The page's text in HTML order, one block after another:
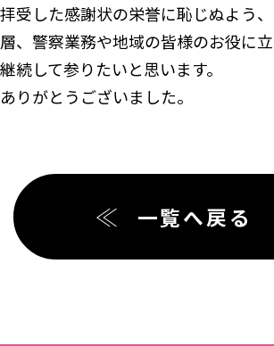
拝受した感謝状の栄誉に恥じぬよう
層、警察業務や地域の皆様のお役に
継続して参りたいと思います。
ありがとうございました。
一覧へ戻る